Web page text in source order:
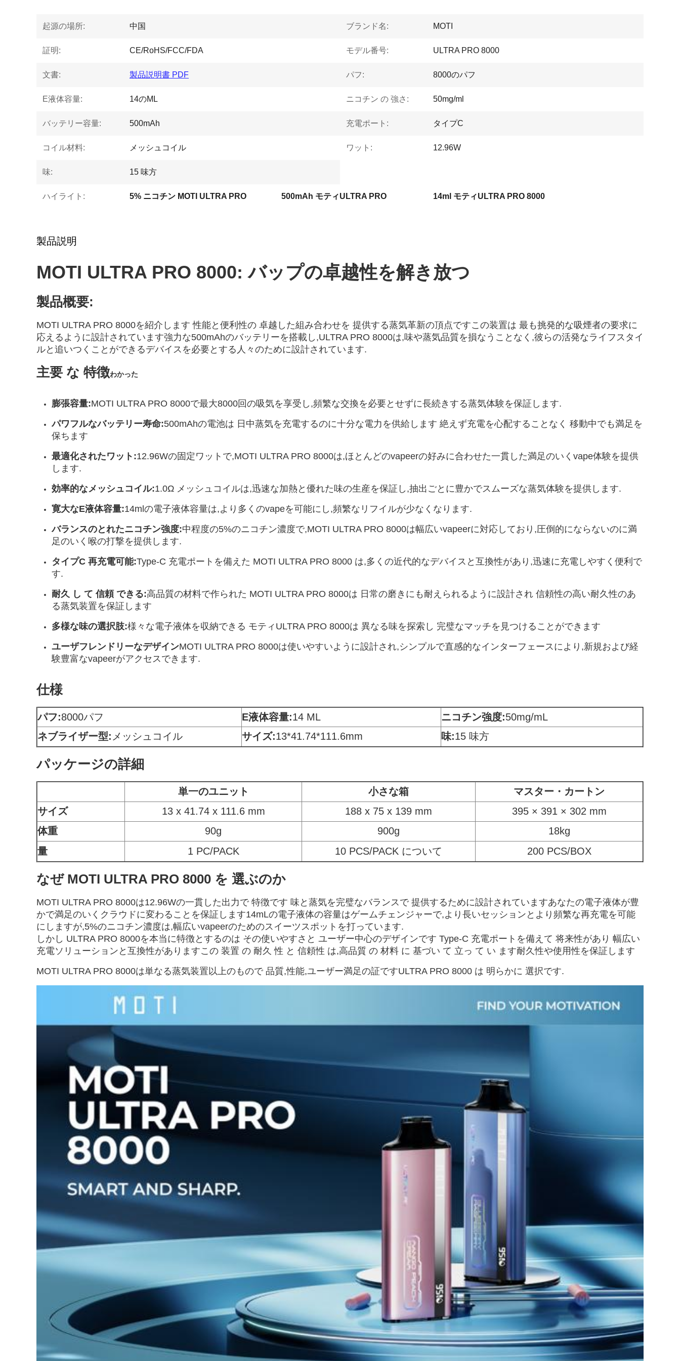
起源の場所: 中国 ブランド名: MOTI
証明: CE/RoHS/FCC/FDA モデル番号: ULTRA PRO 8000
文書: 製品説明書 PDF パフ: 8000のパフ
E液体容量: 14のML ニコチン の 強さ: 50mg/ml
バッテリー容量: 500mAh 充電ポート: タイプC
コイル材料: メッシュコイル ワット: 12.96W
味: 15 味方
ハイライト: 5% ニコチン MOTI ULTRA PRO 500mAh モティULTRA PRO 14ml モティULTRA PRO 8000
製品説明
MOTI ULTRA PRO 8000: バップの卓越性を解き放つ
製品概要:
MOTI ULTRA PRO 8000を紹介します 性能と便利性の 卓越した組み合わせを 提供する蒸気革新の頂点ですこの装置は 最も挑発的な吸煙者の要求に
応えるように設計されています強力な500mAhのバッテリーを搭載し,ULTRA PRO 8000は,味や蒸気品質を損なうことなく,彼らの活発なライフスタイ
ルと追いつくことができるデバイスを必要とする人々のために設計されています.
主要 な 特徴わかった
膨張容量:MOTI ULTRA PRO 8000で最大8000回の吸気を享受し,頻繁な交換を必要とせずに長続きする蒸気体験を保証します.
パワフルなバッテリー寿命:500mAhの電池は 日中蒸気を充電するのに十分な電力を供給します 絶えず充電を心配することなく 移動中でも満足を
保ちます
最適化されたワット:12.96Wの固定ワットで,MOTI ULTRA PRO 8000は,ほとんどのvapeerの好みに合わせた一貫した満足のいくvape体験を提供
します.
効率的なメッシュコイル:1.0Ω メッシュコイルは,迅速な加熱と優れた味の生産を保証し,抽出ごとに豊かでスムーズな蒸気体験を提供します.
寛大なE液体容量:14mlの電子液体容量は,より多くのvapeを可能にし,頻繁なリフイルが少なくなります.
バランスのとれたニコチン強度:中程度の5%のニコチン濃度で,MOTI ULTRA PRO 8000は幅広いvapeerに対応しており,圧倒的にならないのに満
足のいく喉の打撃を提供します.
タイプC 再充電可能:Type-C 充電ポートを備えた MOTI ULTRA PRO 8000 は,多くの近代的なデバイスと互換性があり,迅速に充電しやすく便利で
す.
耐久 し て 信頼 できる:高品質の材料で作られた MOTI ULTRA PRO 8000は 日常の磨きにも耐えられるように設計され 信頼性の高い耐久性のあ
る蒸気装置を保証します
多様な味の選択肢:様々な電子液体を収納できる モティULTRA PRO 8000は 異なる味を探索し 完璧なマッチを見つけることができます
ユーザフレンドリーなデザインMOTI ULTRA PRO 8000は使いやすいように設計され,シンプルで直感的なインターフェースにより,新規および経
験豊富なvapeerがアクセスできます.
仕様
パフ:8000パフ E液体容量:14 ML ニコチン強度:50mg/mL
ネブライザー型: メッシュコイル サイズ:13*41.74*111.6mm 味:15 味方
パッケージの詳細
単一のユニット 小さな箱
マスター・カートン
サイズ
13 x 41.74 x 111.6 mm 188 x 75 x 139 mm
395 × 391 × 302 mm
体重
90g 900g
18kg
量
1 PC/PACK 10 PCS/PACK について 200 PCS/BOX
なぜ MOTI ULTRA PRO 8000 を 選ぶのか
MOTI ULTRA PRO 8000は12.96Wの一貫した出力で 特徴です 味と蒸気を完璧なバランスで 提供するために設計されていますあなたの電子液体が豊
かで満足のいくクラウドに変わることを保証します14mLの電子液体の容量はゲームチェンジャーで,より長いセッションとより頻繁な再充電を可能
にしますが,5%のニコチン濃度は,幅広いvapeerのためのスイーツスポットを打っています.
しかし ULTRA PRO 8000を本当に特徴とするのは その使いやすさと ユーザー中心のデザインです Type-C 充電ポートを備えて 将来性があり 幅広い
充電ソリューションと互換性がありますこの 装置 の 耐久 性 と 信頼性 は,高品質 の 材料 に 基づい て 立っ て い ます耐久性や使用性を保証します
MOTI ULTRA PRO 8000は単なる蒸気装置以上のもので 品質,性能,ユーザー満足の証ですULTRA PRO 8000 は 明らかに 選択です.